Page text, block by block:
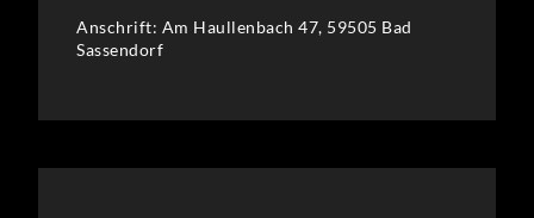
Anschrift: Am Haullenbach 47, 59505 Bad
Sassendorf